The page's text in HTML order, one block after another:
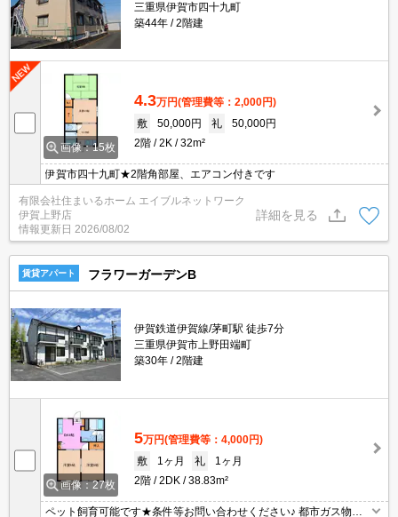
三重県伊賀市四十九町
築44年
2階建
画像：15枚
4.3万円(管理費等：2,000円)
敷
50,000円 礼
50,000円
2階
2K 32m²
伊賀市四十九町★2階角部屋、エアコン付きです
有限会社住まいるホーム エイブルネットワーク
伊賀上野店
情報更新日 2026/08/02
詳細を見る
賃貸アパート フラワーガーデンB
伊賀鉄道伊賀線/茅町駅 徒歩7分
三重県伊賀市上野田端町
築30年
2階建
画像：27枚
5万円(管理費等：4,000円)
敷
1ヶ月 礼
1ヶ月
2階
2DK 38.83m²
ペット飼育可能です★条件等お問い合わせください♪ 都市ガス物件